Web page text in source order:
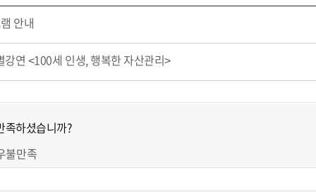
안내
연 <100세 인생, 행복한 자산관리>
족하셨습니까?
불만족